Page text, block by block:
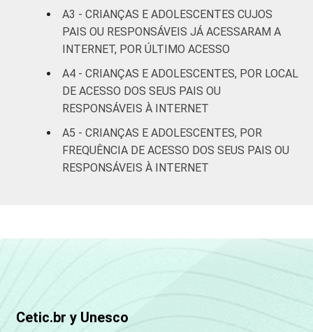
Médio ou
mais
99 1
FAIXA ETÁRIA
DA CRIANÇA
OU DO
ADOLESCENTE
anos
99 1
De 11 a 12
anos
De 13 a 14
Mais de 1
A3 - CRIANÇAS E ADOLESCENTES CUJOS
PAIS OU RESPONSÁVEIS JÁ ACESSARAM A
INTERNET, POR ÚLTIMO ACESSO
A4 - CRIANÇAS E ADOLESCENTES, POR LOCAL
DE ACESSO DOS SEUS PAIS OU
RESPONSÁVEIS À INTERNET
A5 - CRIANÇAS E ADOLESCENTES, POR
FREQUÊNCIA DE ACESSO DOS SEUS PAIS OU
RESPONSÁVEIS À INTERNET
Cetic.br y Unesco